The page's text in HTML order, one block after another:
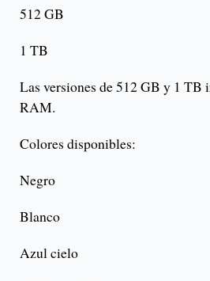
512 GB
1 TB
Las versiones de 512 GB y 1 TB
RAM.
Colores disponibles:
Negro
Blanco
Azul cielo